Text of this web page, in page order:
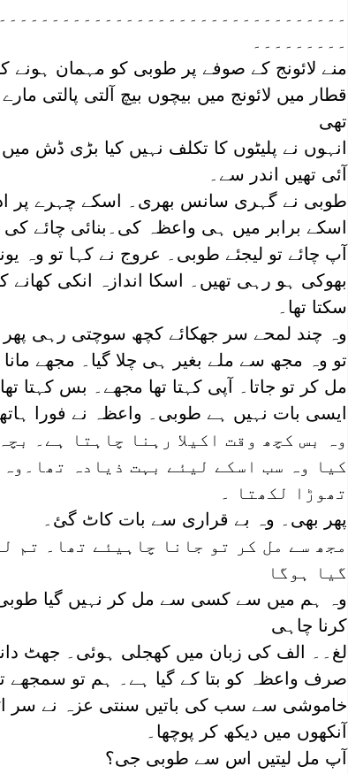
۔۔۔۔۔۔۔۔۔
منے لائونج کے صوفے پر طوبی کو مہمان ہونے
قطار میں لائونج میں بیچوں بیچ آلتی پالتی
تھی
انہوں نے پلیٹوں کا تکلف نہیں کیا بڑی ڈش
آئی تھیں اندر سے۔
طوبی نے گہری سانس بھری۔ اسکے چہرے پر
اسکے برابر میں ہی واعظہ کی۔بنائی چائے
آپ چائے تو لیجئے طوبی۔ عروج نے کہا تو
بھوکی ہو رہی تھیں۔ اسکا اندازہ انکی کھانے
سکتا تھا۔
وہ چند لمحے سر جھکائے کچھ سوچتی رہی پھر
تو وہ مجھ سے ملے بغیر ہی چلا گیا۔ مجھے
مل کر تو جاتا۔ آپی کہتا تھا مجھے۔ بس کہتا تھا
ایسی بات نہیں ہے طوبی۔ واعظہ نے فورا
وہ بس کچھ وقت اکیلا رہنا چاہتا ہے۔
کیا وہ سب اسکے لیئے بہت ذیادہ
تھوڑا لکھتا ۔
پھر بھی۔ وہ بے قراری سے بات کاٹ گئ۔
مجھ سے مل کر تو جانا چاہیئے تھا۔ تم
گیا ہوگا
وہ ہم میں سے کسی سے مل کر نہیں گیا
کرنا چاہی
لغ۔۔ الف کی زبان میں کھجلی ہوئی۔ جھٹ
صرف واعظہ کو بتا کے گیا ہے۔ ہم تو سمجھے
خاموشی سے سب کی باتیں سنتی عزہ نے سر
آنکھوں میں دیکھ کر پوچھا۔
آپ مل لیتیں اس سے طوبی جی؟